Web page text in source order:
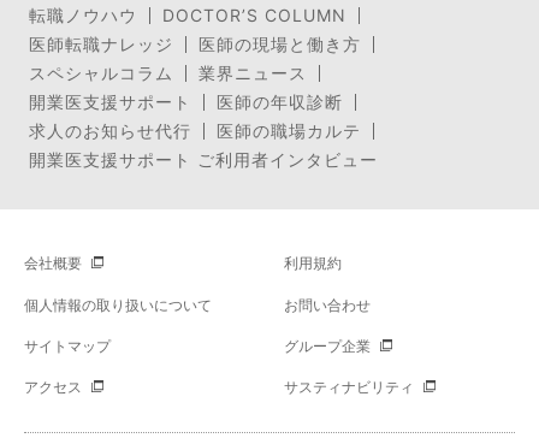
転職ノウハウ
DOCTOR’S COLUMN
医師転職ナレッジ
医師の現場と働き方
スペシャルコラム
業界ニュース
開業医支援サポート
医師の年収診断
求人のお知らせ代行
医師の職場カルテ
開業医支援サポート ご利用者インタビュー
会社概要 利用規約
個人情報の取り扱いについて お問い合わせ
サイトマップ グループ企業
アクセス サスティナビリティ